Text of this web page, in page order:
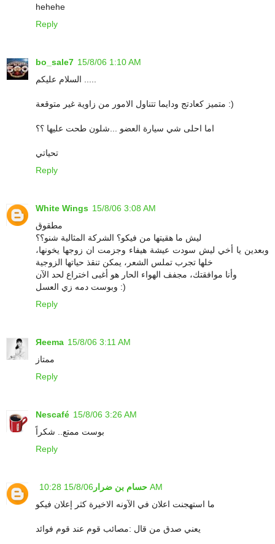
hehehe
Reply
bo_sale7 15/8/06 1:10 AM
متميز كعادتج ودايما تتناول الامور من زاوية غير متوقعة :)
اما احلى شي سيارة العضو ...شلون طحت عليها ؟؟
تحياتي
Reply
White Wings 15/8/06 3:08 AM
مطقوق
ليش ما هقيتها من فيكو؟ الشركة المثالية شنو؟؟
وبعدين يا أخي ليش سودت عيشة هيفاء وجزمت ان زوجها يخونها،
خلها تجرب تملس الشعر، يمكن تنقذ حياتها الزوجية
وأنا موافقتك، مجفف الهواء الحار هو أغبى اختراع لحد الآن
وبوست دمه زي العسل :)
Reply
Яeema 15/8/06 3:11 AM
ممتاز
Reply
Nescafé 15/8/06 3:26 AM
بوست ممتع.. شكراً
Reply
حسام بن ضرار 15/8/06 10:28 AM
ما استهجنت اعلان في الآونه الاخيرة كثر إعلان فيكو
يعني صدق من قال :مصائب قوم عند قوم فوائد